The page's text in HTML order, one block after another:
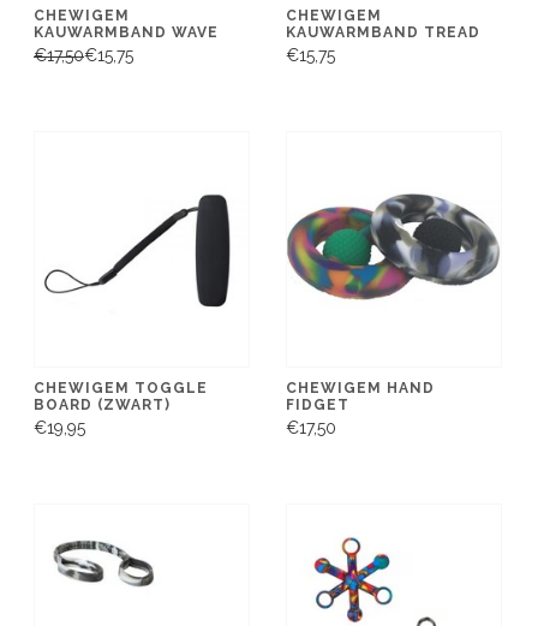
CHEWIGEM
KAUWARMBAND WAVE
€17,50€15,75
CHEWIGEM
KAUWARMBAND TREAD
€15,75
CHEWIGEM TOGGLE
BOARD (ZWART)
€19,95
CHEWIGEM HAND
FIDGET
€17,50